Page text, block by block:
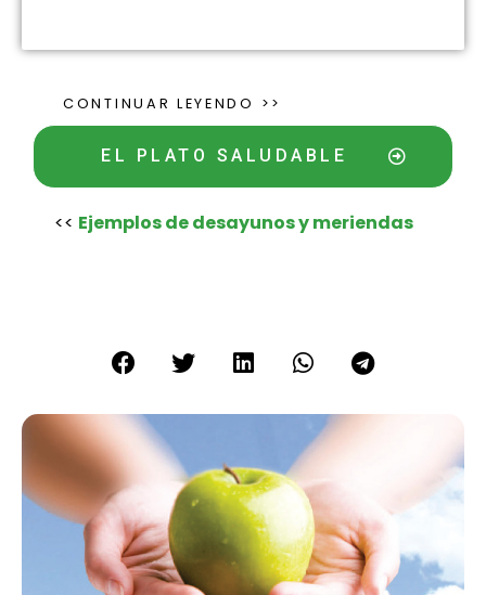
CONTINUAR LEYENDO >>
EL PLATO SALUDABLE
<< Ejemplos de desayunos y meriendas